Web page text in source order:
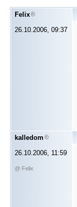
Felix
26.10.2006, 09:37
kalledom
26.10.2006, 11:59
@ Felix